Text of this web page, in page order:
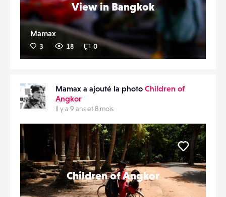
View in Bangkok
Mamax
3 18 0
Mamax a ajouté la photo Children of
Angkor
Il y a 9 ans et 8 mois
Children of Angkor
Liker